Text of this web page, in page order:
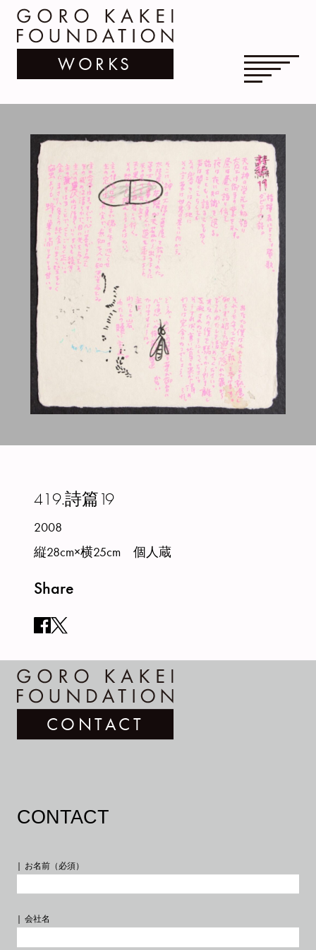
WORKS
419.詩篇19
2008
縦28cm×横25cm 個人蔵
Share
PROFILE
CONTACT
CONTACT
お名前（必須）
会社名